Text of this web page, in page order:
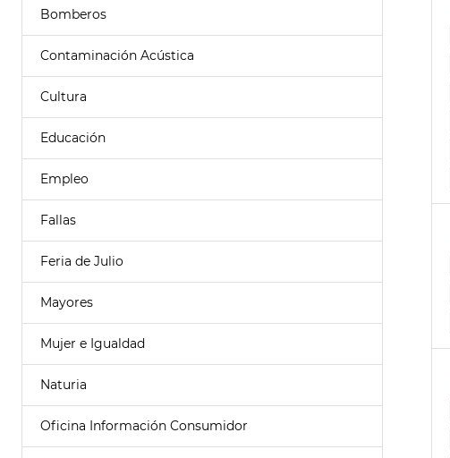
Bomberos
Contaminación Acústica
Cultura
Educación
Empleo
Fallas
Feria de Julio
Mayores
Mujer e Igualdad
Naturia
Oficina Información Consumidor